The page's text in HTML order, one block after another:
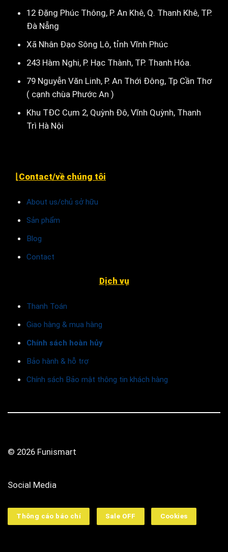
12 Đặng Phúc Thông, P. An Khê, Q. Thanh Khê, TP.
Đà Nẵng
Xã Nhân Đạo Sông Lô, tỉnh Vĩnh Phúc
243 Hàm Nghi, P. Hạc Thành, TP. Thanh Hóa.
79 Nguyễn Văn Linh, P. An Thới Đông, Tp Cần Thơ
( cạnh chùa Phước An )
Khu TĐC Cụm 2, Quỳnh Đô, Vĩnh Quỳnh, Thanh
Trì Hà Nội
⌊Contact/về chúng tôi
About us/chủ sở hữu
Sản phẩm
Blog
Contact
Dịch vụ
Thanh Toán
Giao hàng & mua hàng
Chính sách hoàn hủy
Bảo hành & hỗ trợ
Chính sách Bảo mật thông tin khách hàng
© 2026 Funismart
Social Media
Thông cáo báo chí Sale OFF Cookies